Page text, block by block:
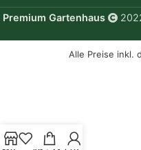
Premium Gartenhaus
Alle Preise inkl.